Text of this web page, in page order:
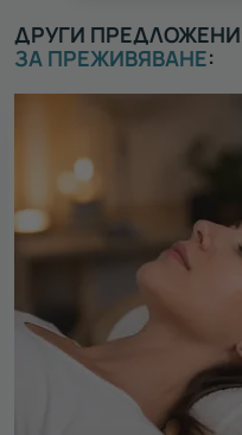
ДРУГИ
ЗА ПРЕЖИВЯВАНЕ: